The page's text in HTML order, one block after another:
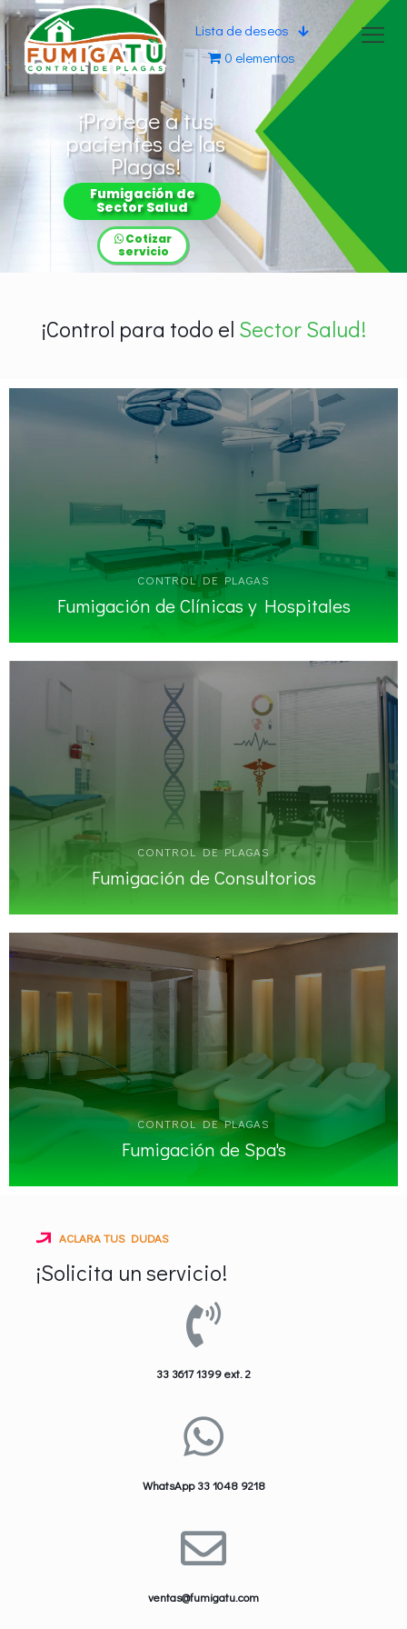
Lista de deseos
0 elementos
¡Protege a tus
pacientes de las
Plagas!
Fumigación de
Sector Salud
Cotizar
servicio
¡Control para todo el Sector Salud!
CONTROL DE PLAGAS
Fumigación de Clínicas y Hospitales
CONTROL DE PLAGAS
Fumigación de Consultorios
CONTROL DE PLAGAS
Fumigación de Spa's
ACLARA TUS DUDAS
¡Solicita un servicio!
33 3617 1399 ext. 2
WhatsApp 33 1048 9218
ventas@fumigatu.com